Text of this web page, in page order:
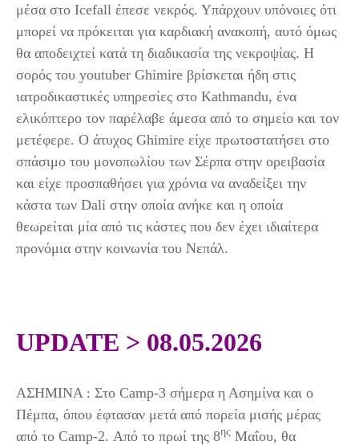
μέσα στο Icefall έπεσε νεκρός. Υπάρχουν υπόνοιες ότι
μπορεί να πρόκειται για καρδιακή ανακοπή, αυτό όμως
θα αποδειχτεί κατά τη διαδικασία της νεκροψίας. Η
σορός του youtuber Ghimire βρίσκεται ήδη στις
ιατροδικαστικές υπηρεσίες στο Kathmandu, ένα
ελικόπτερο τον παρέλαβε άμεσα από το σημείο και τον
μετέφερε. Ο άτυχος Ghimire είχε πρωτοστατήσει στο
σπάσιμο του μονοπωλίου των Σέρπα στην ορειβασία
και είχε προσπαθήσει για χρόνια να αναδείξει την
κάστα των Dali στην οποία ανήκε και η οποία
θεωρείται μία από τις κάστες που δεν έχει ιδιαίτερα
προνόμια στην κοινωνία του Νεπάλ.
UPDATE > 08.05.2026
ΑΣΗΜΙΝΑ : Στο Camp-3 σήμερα η Ασημίνα και ο
Πέμπα, όπου έφτασαν μετά από πορεία μισής μέρας
από το Camp-2. Από το πρωί της 8ης Μαΐου, θα